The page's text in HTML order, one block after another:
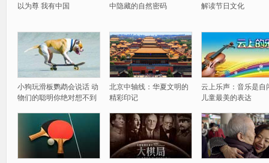
以为尊 我有中国
中隐藏的自然密码
解读节日文化
小狗玩滑板鹦鹉会说话 动
物们的聪明你绝对想不到
北京中轴线：华夏文明的
精彩印记
云上乐声：音乐是自
儿童最美的表达